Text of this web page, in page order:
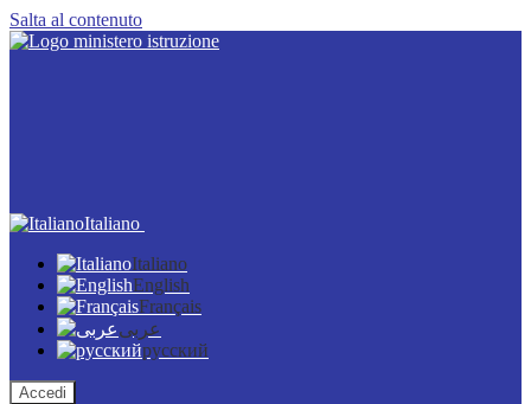
Salta al contenuto
Italiano
Italiano
English
Français
عربى
русский
Accedi